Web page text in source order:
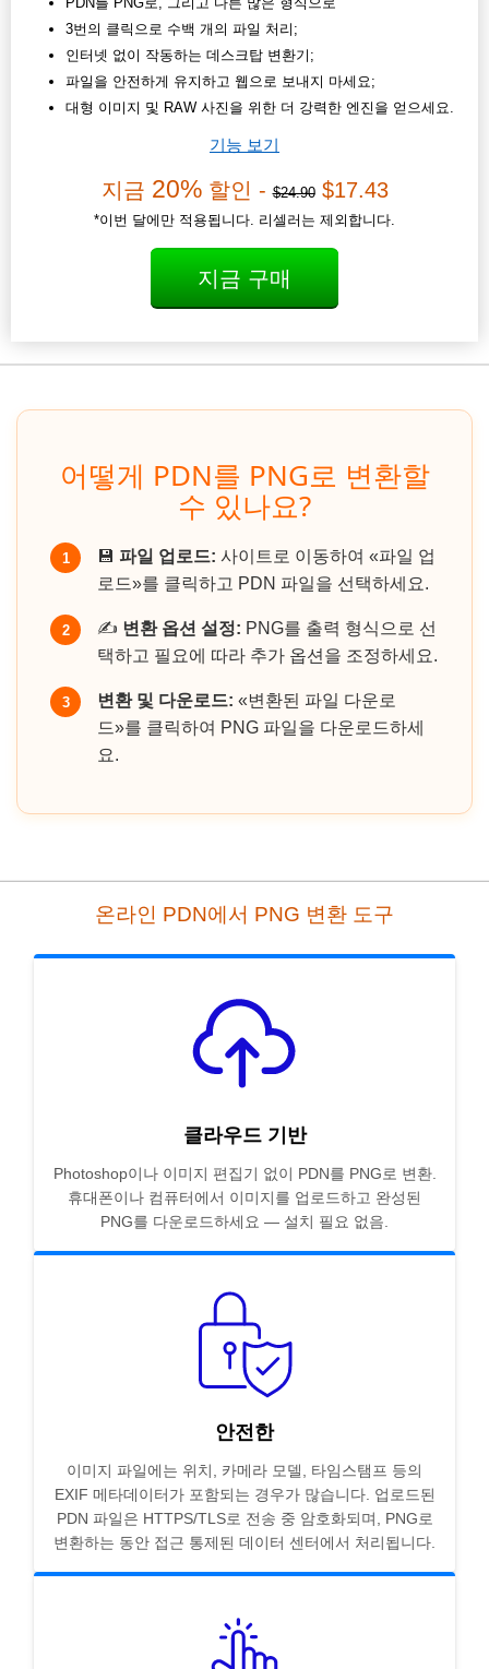
3번의 클릭으로 수백 개의 파일 처리;
인터넷 없이 작동하는 데스크탑 변환기;
파일을 안전하게 유지하고 웹으로 보내지 마세요;
대형 이미지 및 RAW 사진을 위한 더 강력한 엔진을 얻으세요.
기능 보기
지금 20%할인 -$24.90$17.43
*이번 달에만 적용됩니다. 리셀러는 제외합니다.
지금 구매
어떻게 PDN를 PNG로 변환할
수 있나요?
1 💾 파일 업로드: 사이트로 이동하여 «파일 업
로드»를 클릭하고 PDN 파일을 선택하세요.
2 ✍️ 변환 옵션 설정: PNG를 출력 형식으로 선
택하고 필요에 따라 추가 옵션을 조정하세요.
3 변환 및 다운로드: «변환된 파일 다운로
드»를 클릭하여 PNG 파일을 다운로드하세
요.
온라인 PDN에서 PNG 변환 도구
클라우드 기반
Photoshop이나 이미지 편집기 없이 PDN를 PNG로 변환.
휴대폰이나 컴퓨터에서 이미지를 업로드하고 완성된
PNG를 다운로드하세요 — 설치 필요 없음.
안전한
이미지 파일에는 위치, 카메라 모델, 타임스탬프 등의
EXIF 메타데이터가 포함되는 경우가 많습니다. 업로드된
PDN 파일은 HTTPS/TLS로 전송 중 암호화되며, PNG로
변환하는 동안 접근 통제된 데이터 센터에서 처리됩니다.